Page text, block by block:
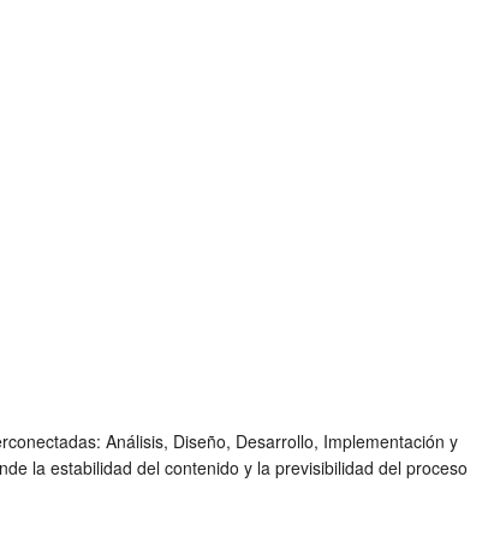
Análisis, Diseño, Desarrollo, Implementación y
la estabilidad del contenido y la previsibilidad del proceso